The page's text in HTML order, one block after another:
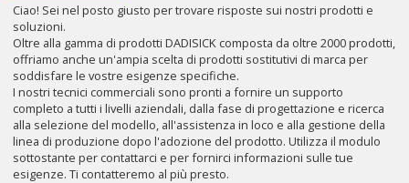
Ciao! Sei nel posto giusto per trovare risposte sui nostri prodotti e
soluzioni.
Oltre alla gamma di prodotti DADISICK composta da oltre 2000 prodotti,
offriamo anche un'ampia scelta di prodotti sostitutivi di marca per
soddisfare le vostre esigenze specifiche.
I nostri tecnici commerciali sono pronti a fornire un supporto
completo a tutti i livelli aziendali, dalla fase di progettazione e ricerca
alla selezione del modello, all'assistenza in loco e alla gestione della
linea di produzione dopo l'adozione del prodotto. Utilizza il modulo
sottostante per contattarci e per fornirci informazioni sulle tue
esigenze. Ti contatteremo al più presto.